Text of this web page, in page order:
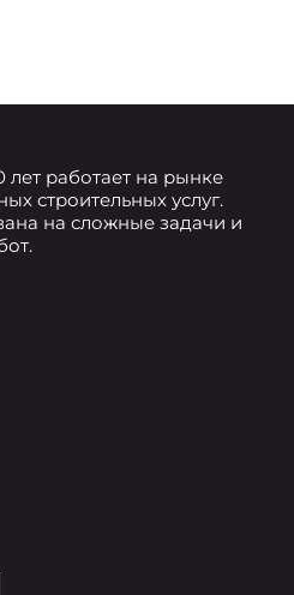
работает на рынке
строительных услуг.
на сложные задачи и